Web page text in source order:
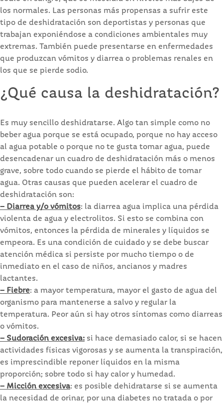
los normales. Las personas más propensas a sufrir este
tipo de deshidratación son deportistas y personas que
trabajan exponiéndose a condiciones ambientales muy
extremas. También puede presentarse en enfermedades
que produzcan vómitos y diarrea o problemas renales en
los que se pierde sodio.
¿Qué causa la deshidratación?
Es muy sencillo deshidratarse. Algo tan simple como no
beber agua porque se está ocupado, porque no hay acceso
al agua potable o porque no te gusta tomar agua, puede
desencadenar un cuadro de deshidratación más o menos
grave, sobre todo cuando se pierde el hábito de tomar
agua. Otras causas que pueden acelerar el cuadro de
deshidratación son:
– Diarrea y/o vómitos: la diarrea agua implica una pérdida
violenta de agua y electrolitos. Si esto se combina con
vómitos, entonces la pérdida de minerales y líquidos se
empeora. Es una condición de cuidado y se debe buscar
atención médica si persiste por mucho tiempo o de
inmediato en el caso de niños, ancianos y madres
lactantes.
– Fiebre: a mayor temperatura, mayor el gasto de agua del
organismo para mantenerse a salvo y regular la
temperatura. Peor aún si hay otros síntomas como diarreas
o vómitos.
– Sudoración excesiva: si hace demasiado calor, si se hacen
actividades físicas vigorosas y se aumenta la transpiración,
es imprescindible reponer líquidos en la misma
proporción; sobre todo si hay calor y humedad.
– Micción excesiva: es posible dehidratarse si se aumenta
la necesidad de orinar, por una diabetes no tratada o por